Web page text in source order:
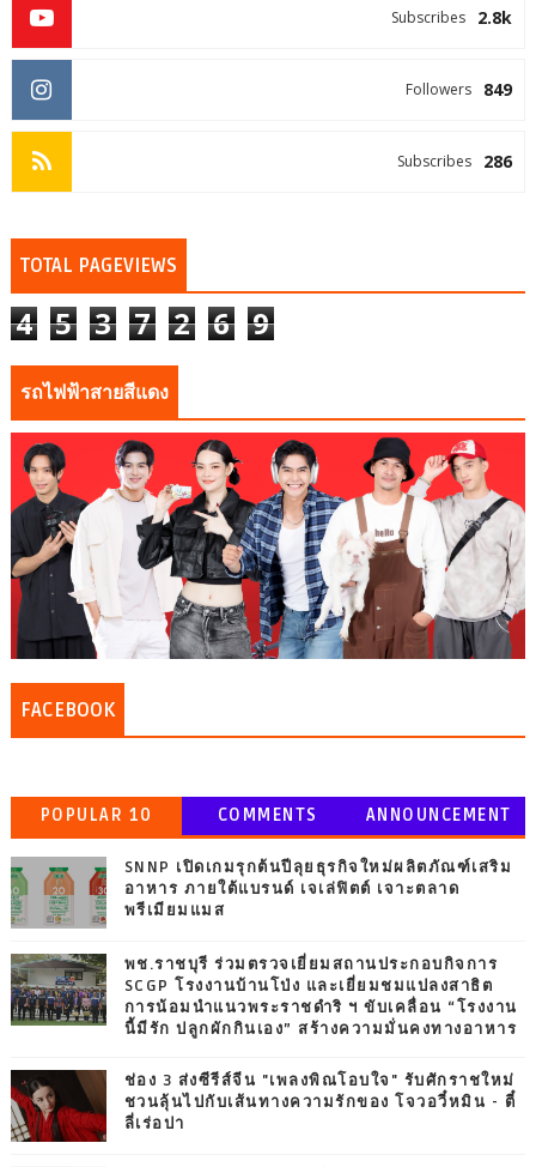
2.8k
Subscribes
849
Followers
286
Subscribes
TOTAL PAGEVIEWS
4 5 3 7 2 6 9
รถไฟฟ้าสายสีแดง
FACEBOOK
POPULAR 10 COMMENTS ANNOUNCEMENT
SNNP เปิดเกมรุกต้นปีลุยธุรกิจใหม่ผลิตภัณฑ์เสริม
อาหาร ภายใต้แบรนด์ เจเล่ฟิตต์ เจาะตลาด
พรีเมียมแมส
พช.ราชบุรี ร่วมตรวจเยี่ยมสถานประกอบกิจการ
SCGP โรงงานบ้านโป่ง และเยี่ยมชมแปลงสาธิต
การน้อมนำแนวพระราชดำริ ฯ ขับเคลื่อน “โรงงาน
นี้มีรัก ปลูกผักกินเอง” สร้างความมั่นคงทางอาหาร
ช่อง 3 ส่งซีรีส์จีน "เพลงพิณโอบใจ" รับศักราชใหม่
ชวนลุ้นไปกับเส้นทางความรักของ โจวอวี๋หมิน - ตี๋
ลี่เร่อปา